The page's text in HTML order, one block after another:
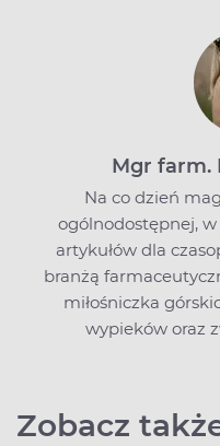
Mgr farm.
Na co dzień
ogólnodostępnej,
artykułów dla
branżą
miłośniczka
wypieków oraz
Zobacz